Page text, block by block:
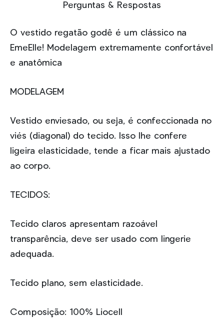
Perguntas & Respostas
O vestido regatão godê é um clássico na
EmeElle! Modelagem extremamente confortável
e anatômica
MODELAGEM
Vestido enviesado, ou seja, é confeccionada no
viés (diagonal) do tecido. Isso lhe confere
ligeira elasticidade, tende a ficar mais ajustado
ao corpo.
TECIDOS:
Tecido claros apresentam razoável
transparência, deve ser usado com lingerie
adequada.
Tecido plano, sem elasticidade.
Composição: 100% Liocell